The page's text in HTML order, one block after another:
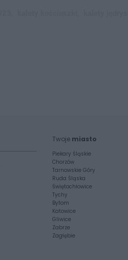
Twoje miasto
Piekary Śląskie
Chorzów
Tarnowskie Góry
Ruda Śląska
Świętochłowice
Tychy
Bytom
Katowice
Gliwice
Zabrze
Zagłębie